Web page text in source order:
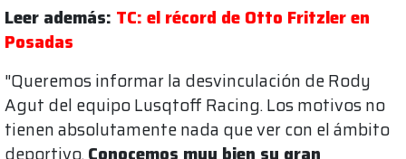
Leer además: TC: el récord de Otto Fritzler en
Posadas
"Queremos informar la desvinculación de Rody
Agut del equipo Lusqtoff Racing. Los motivos no
tienen absolutamente nada que ver con el ámbito